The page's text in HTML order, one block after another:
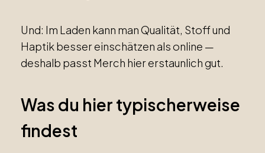
Und: Im Laden kann man Qualität, Stoff und
Haptik besser einschätzen als online —
deshalb passt Merch hier erstaunlich gut.
Was du hier typischerweise
findest